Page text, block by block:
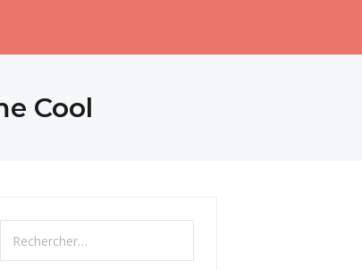
Cool
Rechercher :